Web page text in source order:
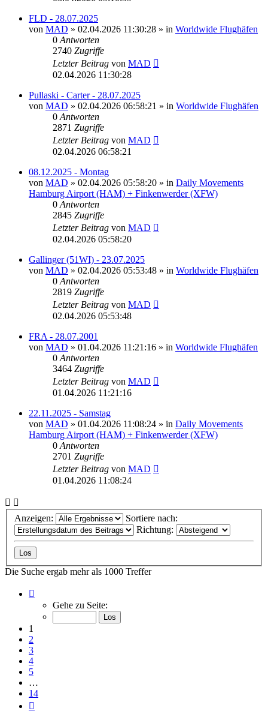
FLD - 28.07.2025
von MAD » 02.04.2026 11:30:28 » in Worldwide Flughäfen
0 Antworten
2740 Zugriffe
Letzter Beitrag von MAD
02.04.2026 11:30:28
Pullaski - Carter - 28.07.2025
von MAD » 02.04.2026 06:58:21 » in Worldwide Flughäfen
0 Antworten
2871 Zugriffe
Letzter Beitrag von MAD
02.04.2026 06:58:21
08.12.2025 - Montag
von MAD » 02.04.2026 05:58:20 » in Daily Movements
Hamburg Airport (HAM) + Finkenwerder (XFW)
0 Antworten
2845 Zugriffe
Letzter Beitrag von MAD
02.04.2026 05:58:20
Gallinger (51WI) - 23.07.2025
von MAD » 02.04.2026 05:53:48 » in Worldwide Flughäfen
0 Antworten
2819 Zugriffe
Letzter Beitrag von MAD
02.04.2026 05:53:48
FRA - 28.07.2001
von MAD » 01.04.2026 11:21:16 » in Worldwide Flughäfen
0 Antworten
3464 Zugriffe
Letzter Beitrag von MAD
01.04.2026 11:21:16
22.11.2025 - Samstag
von MAD » 01.04.2026 11:08:24 » in Daily Movements
Hamburg Airport (HAM) + Finkenwerder (XFW)
0 Antworten
2701 Zugriffe
Letzter Beitrag von MAD
01.04.2026 11:08:24
Anzeigen:
Sortiere nach:
Richtung:
Die Suche ergab mehr als 1000 Treffer
von
Gehe zu Seite:
1
2
3
4
5
…
14